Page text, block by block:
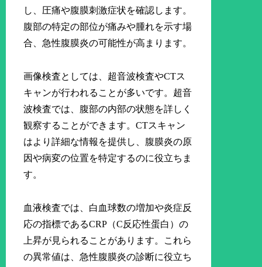
し、圧痛や腹膜刺激症状を確認します。
腹部の特定の部位が痛みや腫れを示す場
合、急性腹膜炎の可能性が高まります。
画像検査としては、超音波検査やCTス
キャンが行われることが多いです。超音
波検査では、腹部の内部の状態を詳しく
観察することができます。CTスキャン
はより詳細な情報を提供し、腹膜炎の原
因や病変の位置を特定するのに役立ちま
す。
血液検査では、白血球数の増加や炎症反
応の指標であるCRP（C反応性蛋白）の
上昇が見られることがあります。これら
の異常値は、急性腹膜炎の診断に役立ち